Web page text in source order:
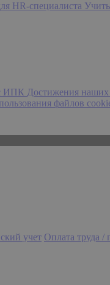
HR-специалиста
ИПК Достижения наших
файлов
учет Оплата труда /